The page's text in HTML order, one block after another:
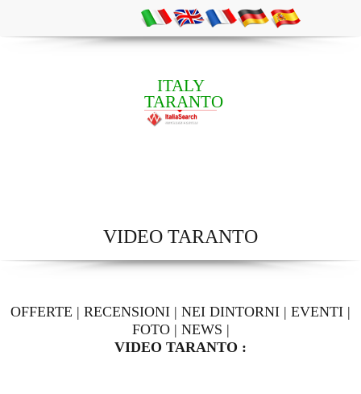
ITALY
TARANTO
VIDEO TARANTO
OFFERTE | RECENSIONI | NEI DINTORNI | EVENTI |
FOTO| NEWS |
VIDEO TARANTO :